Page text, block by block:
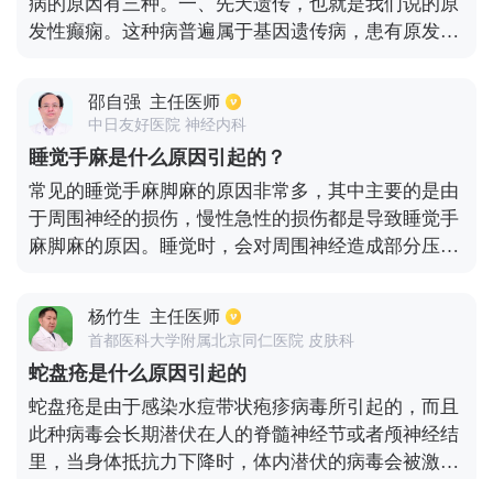
疗。
发性癫痫。这种病普遍属于基因遗传病，患有原发性
女遗传癫痫的风险将会大大增多。二、继发性癫痫，
主要由于颅内外损伤。常见的比如脑脓肿、脑膜炎、
脑外伤、脑感染、寄生虫等。三、癫痫也有后天激发
的。患者如果劳累过度或是受到强烈的精神刺激，就
有可能引起羊癫疯的发作。引发癫痫的原因很多，但
无论是什么原因引起的，主要都是由于气血失调导致
癫痫。如果有类似情况发生，一定要及时就医确诊。
邵自强 主任医师
中日友好医院 神经内科
睡觉手麻是什么原因引起的？
常见的睡觉手麻脚麻的原因非常多，其中主要的是由
于周围神经的损伤，慢性急性的损伤都是导致睡觉手
麻脚麻的原因。睡觉时，会对周围神经造成部分压迫
觉。还有一些慢性疾病也会导致手脚麻木，例如糖尿
病，会导致周围神经损伤，引发手脚发麻的情况。另
外，脊髓发生问题，比如劲椎病、腰椎病压迫神经
根，都会有手脚麻木的表现。最后，有焦虑症以及抑
郁症的病人，多数会由于心理原因导致手脚发麻。出
现了手脚发麻的情况还是建议及时去医院检查，及早
治疗。
杨竹生 主任医师
首都医科大学附属北京同仁医院 皮肤科
蛇盘疮是什么原因引起的
蛇盘疮是由于感染水痘带状疱疹病毒所引起的，而且
此种病毒会长期潜伏在人的脊髓神经节或者颅神经结
里，当身体抵抗力下降时，体内潜伏的病毒会被激